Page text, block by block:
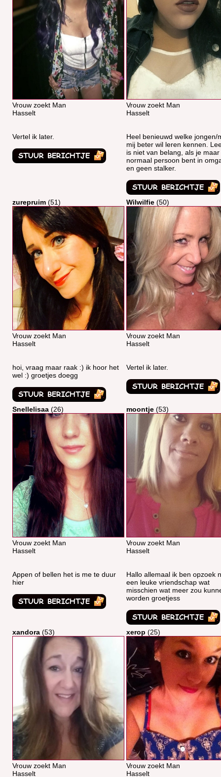
Vrouw zoekt Man
Hasselt
Vertel ik later.
Vrouw zoekt Man
Hasselt
Heel benieuwd welke jongen/
mij beter wil leren kennen.
is niet van belang, als je
normaal persoon bent in
en geen stalker.
zurepruim (51)
Vrouw zoekt Man
Hasselt
hoi, vraag maar raak :) ik hoor het
wel :) groetjes doegg
Wilwilfie (50)
Vrouw zoekt Man
Hasselt
Vertel ik later.
Snellelisaa (26)
Vrouw zoekt Man
Hasselt
Appen of bellen het is me te duur
hier
moontje (53)
Vrouw zoekt Man
Hasselt
Hallo allemaal ik ben opzoek
een leuke vriendschap wat
misschien wat meer zou
worden groetjess
xandora (53)
Vrouw zoekt Man
Hasselt
xerop (25)
Vrouw zoekt Man
Hasselt